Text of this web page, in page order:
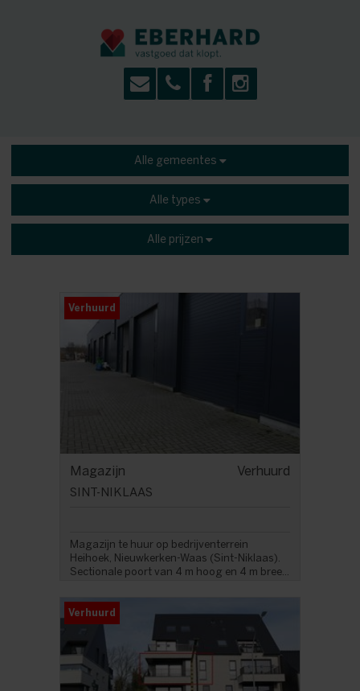
Alle gemeentes
Alle types
Alle prijzen
Verhuurd
Magazijn Verhuurd
SINT-NIKLAAS
Magazijn te huur op bedrijventerrein
Heihoek, Nieuwkerken-Waas (Sint-Niklaas).
Sectionale poort van 4 m hoog en 4 m bree...
Verhuurd